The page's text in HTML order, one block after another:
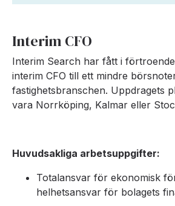
Interim CFO
Interim Search har fått i
interim CFO till ett mindre
fastighetsbranschen. Uppdragets
vara Norrköping, Kalmar eller
Huvudsakliga arbetsuppgifter:
Totalansvar för ekonomisk
helhetsansvar för bolagets